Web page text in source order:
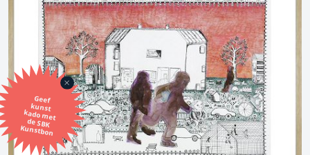
Geef
kunst
kado met
de SBK
Kunstbon